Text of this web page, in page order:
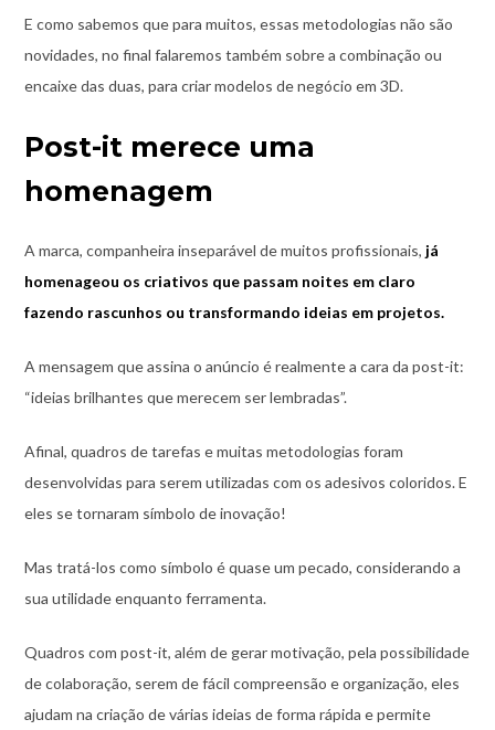
E como sabemos que para muitos, essas metodologias não são
novidades, no final falaremos também sobre a combinação ou
encaixe das duas, para criar modelos de negócio em 3D.
Post-it merece uma
homenagem
A marca, companheira inseparável de muitos profissionais, já
homenageou os criativos que passam noites em claro
fazendo rascunhos ou transformando ideias em projetos.
A mensagem que assina o anúncio é realmente a cara da post-it:
“ideias brilhantes que merecem ser lembradas”.
Afinal, quadros de tarefas e muitas metodologias foram
desenvolvidas para serem utilizadas com os adesivos coloridos. E
eles se tornaram símbolo de inovação!
Mas tratá-los como símbolo é quase um pecado, considerando a
sua utilidade enquanto ferramenta.
Quadros com post-it, além de gerar motivação, pela possibilidade
de colaboração, serem de fácil compreensão e organização, eles
ajudam na criação de várias ideias de forma rápida e permite